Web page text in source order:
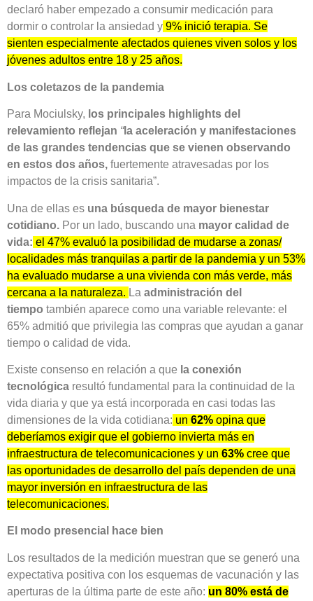
declaró haber empezado a consumir medicación para
dormir o controlar la ansiedad y 9% inició terapia. Se
sienten especialmente afectados quienes viven solos y los
jóvenes adultos entre 18 y 25 años.
Los coletazos de la pandemia
Para Mociulsky, los principales highlights del
relevamiento reflejan “la aceleración y manifestaciones
de las grandes tendencias que se vienen observando
en estos dos años, fuertemente atravesadas por los
impactos de la crisis sanitaria”.
Una de ellas es una búsqueda de mayor bienestar
cotidiano. Por un lado, buscando una mayor calidad de
vida: el 47% evaluó la posibilidad de mudarse a zonas/
localidades más tranquilas a partir de la pandemia y un 53%
ha evaluado mudarse a una vivienda con más verde, más
cercana a la naturaleza. La administración del
tiempo también aparece como una variable relevante: el
65% admitió que privilegia las compras que ayudan a ganar
tiempo o calidad de vida.
Existe consenso en relación a que la conexión
tecnológica resultó fundamental para la continuidad de la
vida diaria y que ya está incorporada en casi todas las
dimensiones de la vida cotidiana: un 62% opina que
deberíamos exigir que el gobierno invierta más en
infraestructura de telecomunicaciones y un 63% cree que
las oportunidades de desarrollo del país dependen de una
mayor inversión en infraestructura de las
telecomunicaciones.
El modo presencial hace bien
Los resultados de la medición muestran que se generó una
expectativa positiva con los esquemas de vacunación y las
aperturas de la última parte de este año: un 80% está de